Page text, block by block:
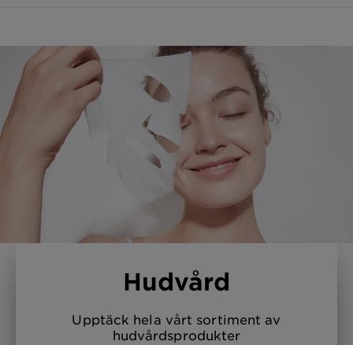
Hudvård
Upptäck hela vårt sortiment av
hudvårdsprodukter